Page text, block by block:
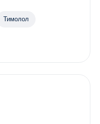
Тимолол